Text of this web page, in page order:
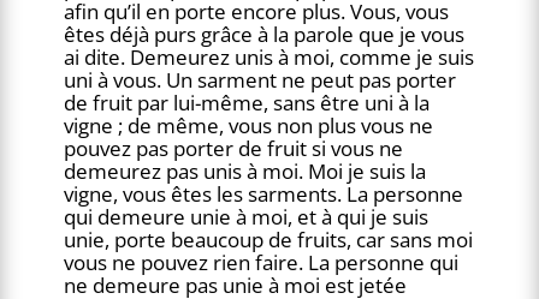
afin qu’il en porte encore plus. Vous, vous
êtes déjà purs grâce à la parole que je vous
ai dite. Demeurez unis à moi, comme je suis
uni à vous. Un sarment ne peut pas porter
de fruit par lui-même, sans être uni à la
vigne ; de même, vous non plus vous ne
pouvez pas porter de fruit si vous ne
demeurez pas unis à moi. Moi je suis la
vigne, vous êtes les sarments. La personne
qui demeure unie à moi, et à qui je suis
unie, porte beaucoup de fruits, car sans moi
vous ne pouvez rien faire. La personne qui
ne demeure pas unie à moi est jetée